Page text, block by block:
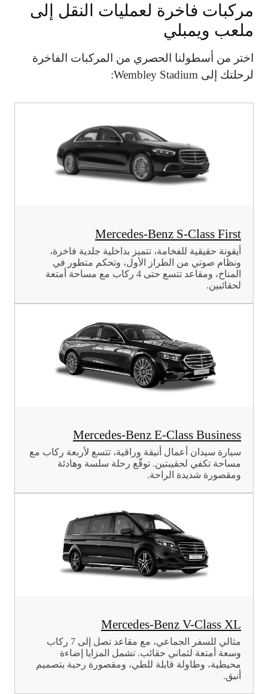
مركبات فاخرة لعمليات النقل إلى
ملعب ويمبلي
اختر من أسطولنا الحصري من المركبات الفاخرة
لرحلتك إلى Wembley Stadium:
Mercedes-Benz S-Class First
أيقونة حقيقية للفخامة، تتميز بداخلية جلدية فاخرة،
ونظام صوتي من الطراز الأول، وتحكم متطور في
المناخ، ومقاعد تتسع حتى 4 ركاب مع مساحة أمتعة
لحقائبين.
Mercedes-Benz E-Class Business
سيارة سيدان أعمال أنيقة وراقية، تتسع لأربعة ركاب مع
مساحة تكفي لحقيبتين. توقّع رحلة سلسة وهادئة
ومقصورة شديدة الراحة.
Mercedes-Benz V-Class XL
مثالي للسفر الجماعي، مع مقاعد تصل إلى 7 ركاب
وسعة أمتعة لثماني حقائب. تشمل المزايا إضاءة
محيطية، وطاولة قابلة للطي، ومقصورة رحبة بتصميم
أنيق.